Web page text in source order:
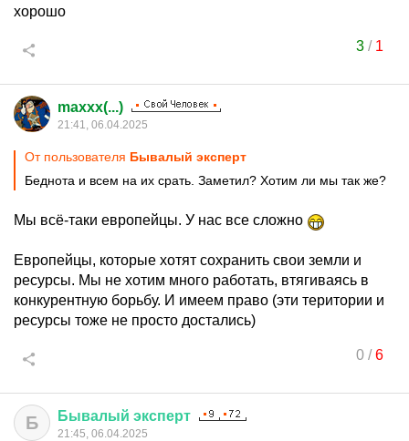
хорошо
3/ 1
maxxx(...)
21:41, 06.04.2025
От пользователя Бывалый эксперт
Беднота и всем на их срать. Заметил? Хотим ли мы так же?
Мы всё-таки европейцы. У нас все сложно
Европейцы, которые хотят сохранить свои земли и
ресурсы. Мы не хотим много работать, втягиваясь в
конкурентную борьбу. И имеем право (эти територии и
ресурсы тоже не просто достались)
0/6
Б Бывалый эксперт
21:45, 06.04.2025